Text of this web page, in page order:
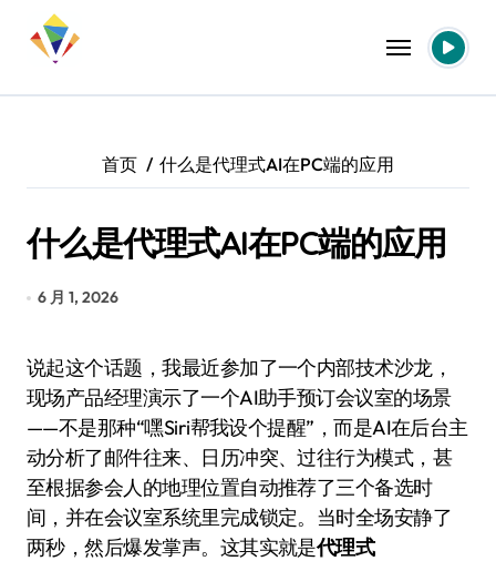
首页 什么是代理式AI在PC端的应用
什么是代理式AI在PC端的应用
6 月 1, 2026
说起这个话题，我最近参加了一个内部技术沙龙，
现场产品经理演示了一个AI助手预订会议室的场景
——不是那种“嘿Siri帮我设个提醒”，而是AI在后台主
动分析了邮件往来、日历冲突、过往行为模式，甚
至根据参会人的地理位置自动推荐了三个备选时
间，并在会议室系统里完成锁定。当时全场安静了
两秒，然后爆发掌声。这其实就是代理式